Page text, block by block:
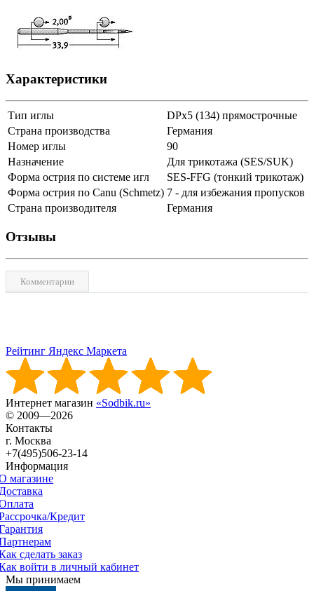
Характеристики
Тип иглы
DPx5 (134) прямострочные
Страна производства
Германия
Номер иглы
90
Назначение
Для трикотажа (SES/SUK)
Форма острия по системе игл
SES-FFG (тонкий трикотаж)
Форма острия по Canu (Schmetz) 7 - для избежания пропусков
Страна производителя
Германия
Отзывы
Комментарии
Рейтинг Яндекс Маркета
Интернет магазин «Sodbik.ru»
© 2009—2026
Контакты
г. Москва
+7(495)506-23-14
Информация
магазине
Кредит
сделать заказ
войти в личный кабинет
Мы принимаем